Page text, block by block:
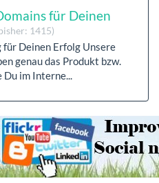
für Deinen
1415)
Deinen Erfolg Unsere
genau das Produkt bzw.
Du im Interne...